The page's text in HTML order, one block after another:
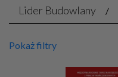
Lider Budowlany
Pokaż filtry